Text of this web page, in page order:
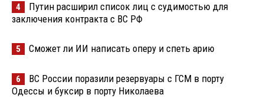
4
Путин расширил список лиц с судимостью для
заключения контракта с ВС РФ
5 Сможет ли ИИ написать оперу и спеть арию
6
ВС России поразили резервуары с ГСМ в порту
Одессы и буксир в порту Николаева